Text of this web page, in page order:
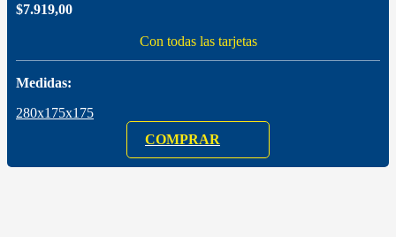
$7.919,00
Con todas las tarjetas
Medidas:
280x175x175
COMPRAR